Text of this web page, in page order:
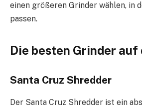
einen größeren Grinder wählen, in
passen.
Die besten Grinder auf
Santa Cruz Shredder
Der Santa Cruz Shredder ist ein